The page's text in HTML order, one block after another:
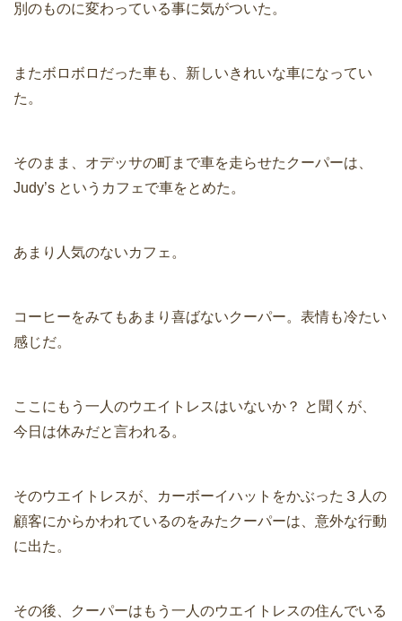
別のものに変わっている事に気がついた。
またボロボロだった車も、新しいきれいな車になってい
た。
そのまま、オデッサの町まで車を走らせたクーパーは、
Judy’s というカフェで車をとめた。
あまり人気のないカフェ。
コーヒーをみてもあまり喜ばないクーパー。表情も冷たい
感じだ。
ここにもう一人のウエイトレスはいないか？ と聞くが、
今日は休みだと言われる。
そのウエイトレスが、カーボーイハットをかぶった３人の
顧客にからかわれているのをみたクーパーは、意外な行動
に出た。
その後、クーパーはもう一人のウエイトレスの住んでいる